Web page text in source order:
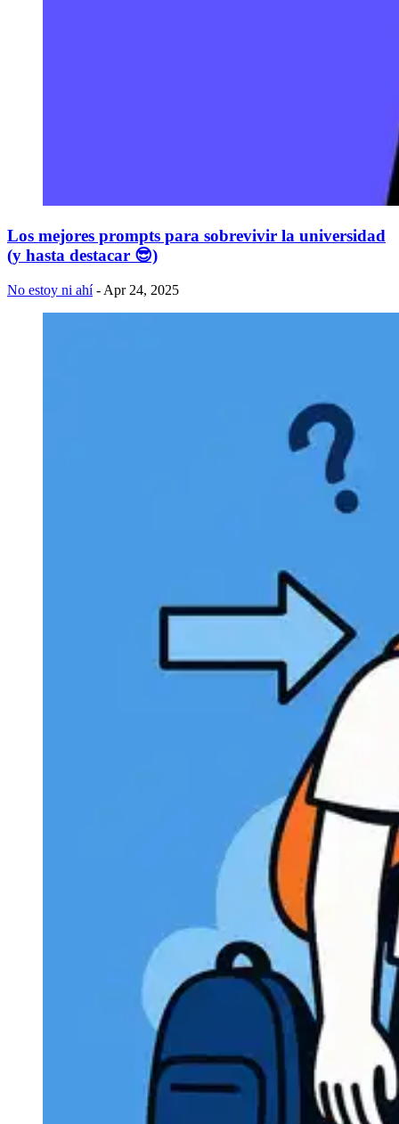
Los mejores prompts para sobrevivir la universidad
(y hasta destacar 😎)
No estoy ni ahí - Apr 24, 2025